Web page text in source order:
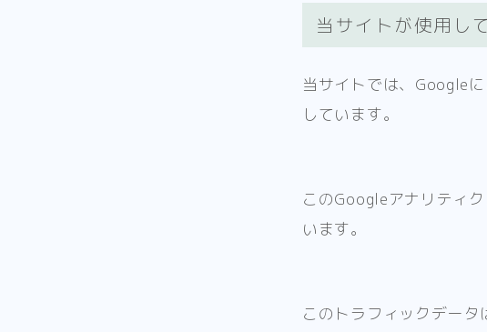
当サイトが使用し
当サイトでは、Google
しています。
このGoogleアナリティ
います。
このトラフィックデー